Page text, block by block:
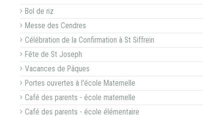
Bol de riz
Messe des Cendres
Célébration de la Confirmation à St Siffrein
Fête de St Joseph
Vacances de Pâques
Portes ouvertes à l'école Maternelle
Café des parents - école maternelle
Café des parents - école élémentaire